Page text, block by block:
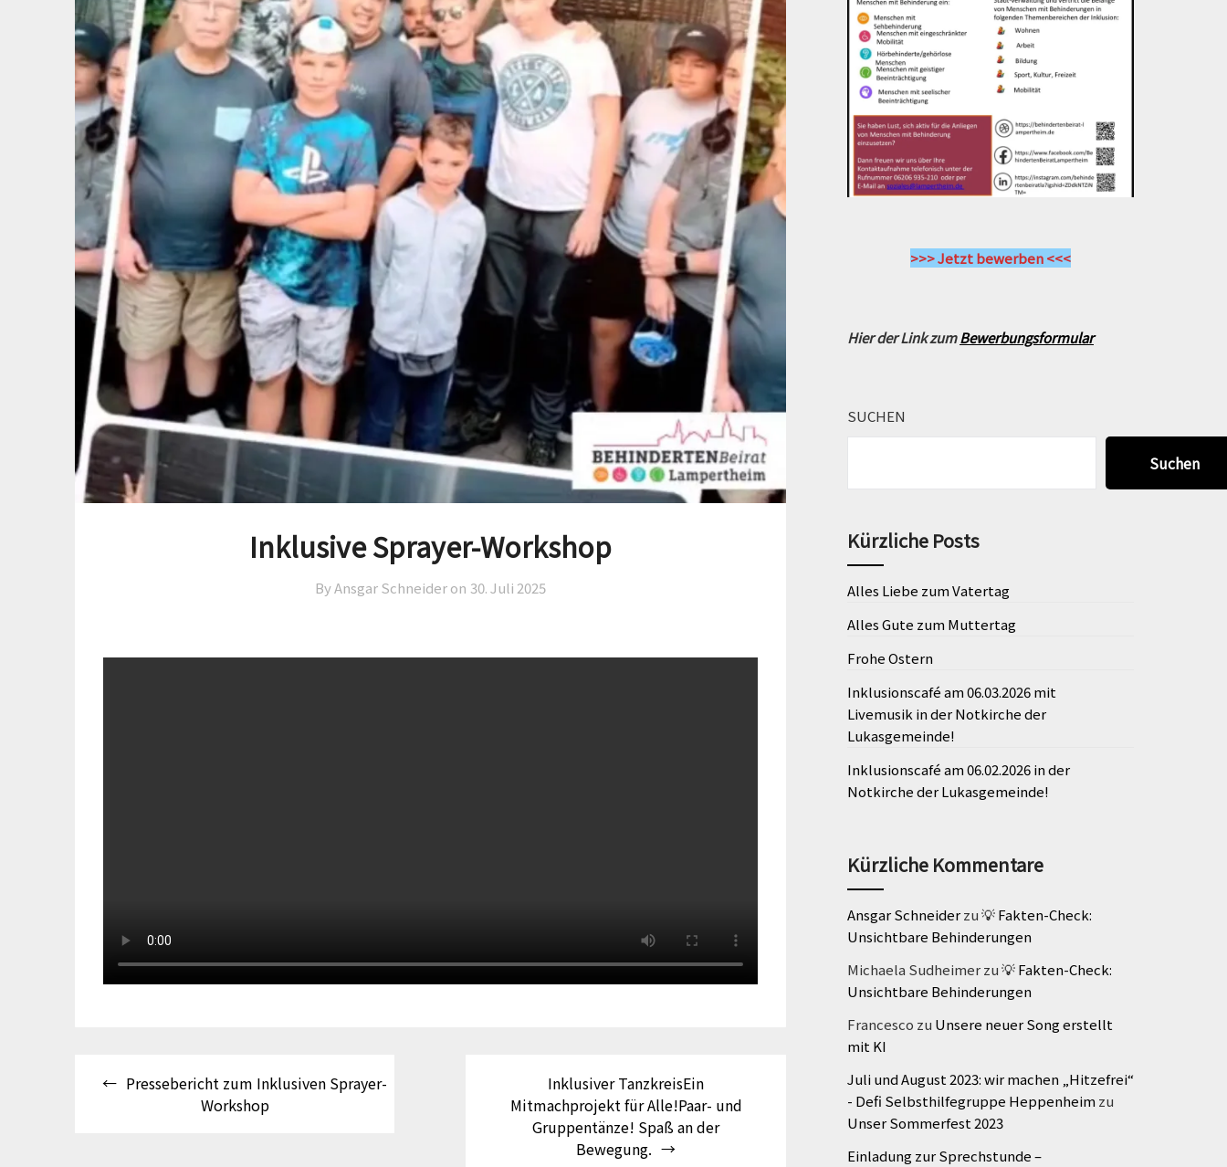
Inklusive Sprayer-Workshop
By Ansgar Schneider on 30. Juli 2025
Beitragsnavigation
Pressebericht zum Inklusiven Sprayer-
Workshop
Inklusiver TanzkreisEin
Mitmachprojekt für Alle!Paar- und
Gruppentänze! Spaß an der
Bewegung.
>>> Jetzt bewerben <<<
Hier der Link zumBewerbungsformular
SUCHEN
Suchen
Kürzliche Posts
Alles Liebe zum Vatertag
Alles Gute zum Muttertag
Frohe Ostern
Inklusionscafé am 06.03.2026 mit
Livemusik in der Notkirche der
Lukasgemeinde!
Inklusionscafé am 06.02.2026 in der
Notkirche der Lukasgemeinde!
Kürzliche Kommentare
Ansgar Schneiderzu💡 Fakten-Check:
Unsichtbare Behinderungen
Michaela Sudheimerzu💡 Fakten-Check:
Unsichtbare Behinderungen
Francesco zu Unsere neuer Song erstellt
mit KI
Juli und August 2023: wir machen „Hitzefrei“
- Defi Selbsthilfegruppe Heppenheim zu
Unser Sommerfest 2023
Einladung zur Sprechstunde –